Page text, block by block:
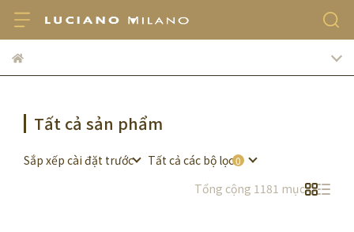
Tất cả sản phẩm
Sắp xếp cài đặt trước
Tất cả các bộ lọc
Tổng cộng 1181 mục